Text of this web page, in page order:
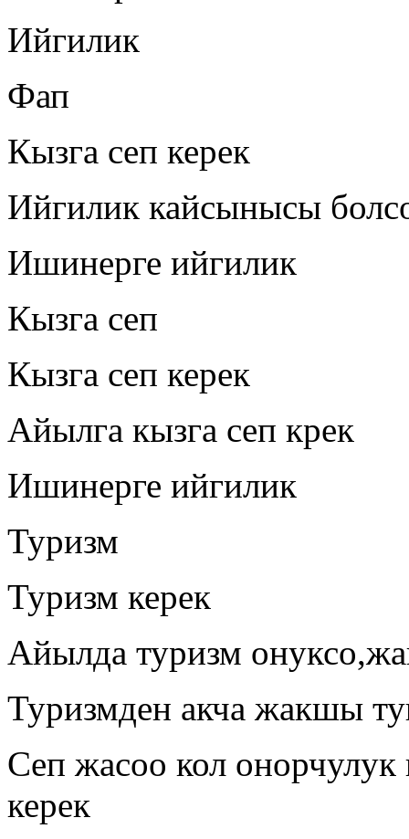
Ийгилик
Фап
Кызга сеп керек
Ийгилик кайсынысы
Ишинерге ийгилик
Кызга сеп
Кызга сеп керек
Айылга кызга сеп крек
Ишинерге ийгилик
Туризм
Туризм керек
Айылда туризм
Туризмден акча жакшы
Сеп жасоо кол
керек